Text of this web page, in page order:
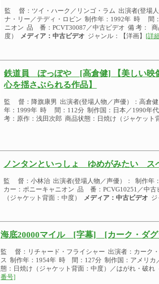
監 督：ツイ・ハーク／リンゴ・ラム 出演者(登場
ナ・リー／テディ・ロビン 制作年：1992年 時 間
ニオン 品 番：PCVT30087／中古ビデオ 備 考：
度）
メディア：中古ビデオ ジャンル：【洋画】 [詳
鉄道員 ぽっぽや [高倉健] 【美しい映
心を揺さぶられる作品】
監 督：降旗康男 出演者(登場人物／声優）：高倉
年：1999年 時 間：112分 制作国：日本／1990年
考：原作：浅田次郎 商品状態：日焼け（ジャケット
ノンタンといっしょ ゆめがみたい ス
監 督：小林治 出演者(登場人物／声優）： 制作
カー：ポニーキャニオン 品 番：PCVG10251／中
（ジャケット背面：中度）
メディア：中古ビデオ ジ
海底20000マイル [字幕] [カーク・ダグ
監 督：リチャード・フライシャー 出演者：カーク
ス 制作年：1954年 時 間：127分 制作国：アメリ
態：日焼け（ジャケット背面：中度）／はがれ・破れ
番号]